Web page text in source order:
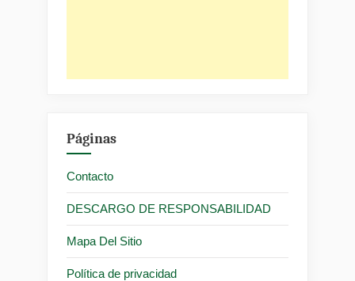
Páginas
Contacto
DESCARGO DE RESPONSABILIDAD
Mapa Del Sitio
Política de privacidad